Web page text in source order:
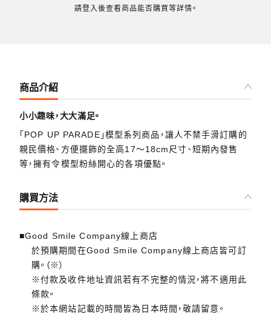
請登入後查看商品能否購買等詳情。
商品介紹
小小趣味，大大滿足。
「POP UP PARADE」模型系列商品，讓人不禁手滑訂購的
親民價格、方便擺飾的全高17～18cm尺寸、短期內發售
等，擁有令模型粉絲開心的各項優點。
購買方法
■Good Smile Company線上商店
於預購期間在Good Smile Company線上商店皆可訂
購。（※）
※付款及收件地址資訊若有不完整的情況，將不適用此
條款。
※於本網站記載的時間皆為日本時間，敬請留意。